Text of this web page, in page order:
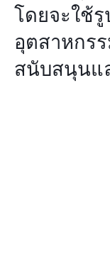
โดยจะใช้
อุตสาหก
สนับสนุนแ